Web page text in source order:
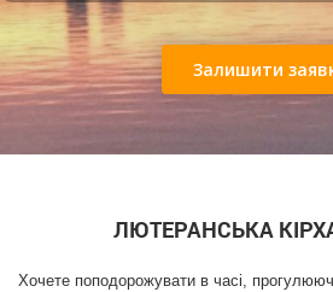
Підземна в’язниця НКВС
Залишити
ЛЮТЕРАНСЬКА
Хочете поподорожувати в часі,